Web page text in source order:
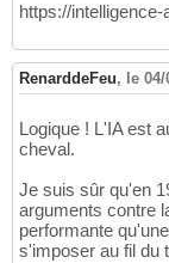
https://
RenarddeFeu, le
Logique ! L'IA est
cheval.
Je suis sûr qu'en
arguments contre
performante
s'imposer au fil du